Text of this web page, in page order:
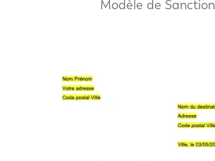
Modèle de Sanction